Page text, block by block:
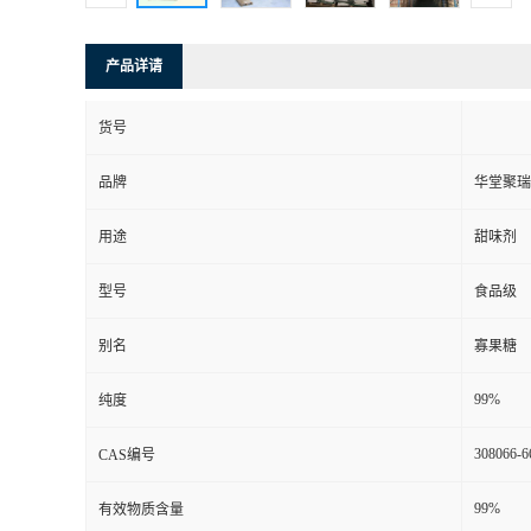
产品详请
货号
品牌 华堂聚瑞
用途 甜味剂
型号 食品级
别名 寡果糖
纯度 99%
CAS编号 308066-
有效物质含量 99%